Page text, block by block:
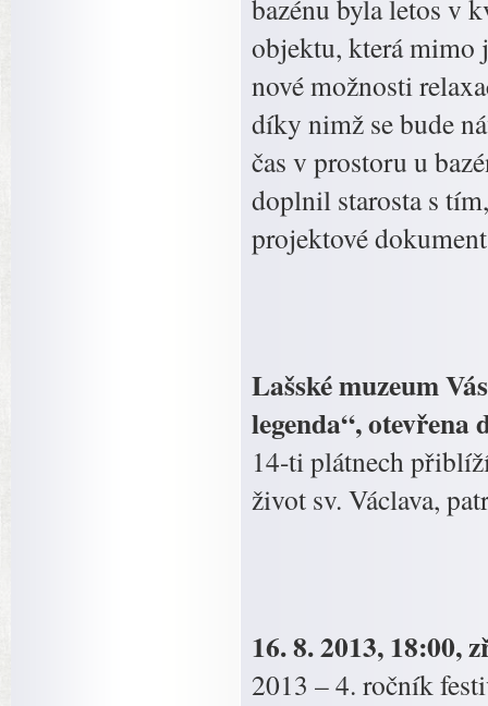
bazénu byla letos v
objektu, která mimo
nové možnosti
díky nimž se bude
čas v prostoru u
doplnil starosta s
projektové
Lašské muzeum
legenda“, otevřena
14-ti plátnech
život sv. Václava,
16. 8. 2013,
2013 – 4. ročník